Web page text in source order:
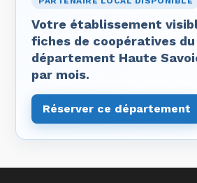
Votre établissement
fiches de coopératives du
département Haute
par mois.
Réserver ce département